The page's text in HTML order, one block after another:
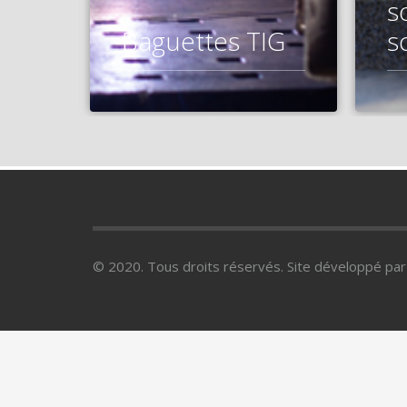
Baguettes TIG
© 2020. Tous droits réservés. Site développé